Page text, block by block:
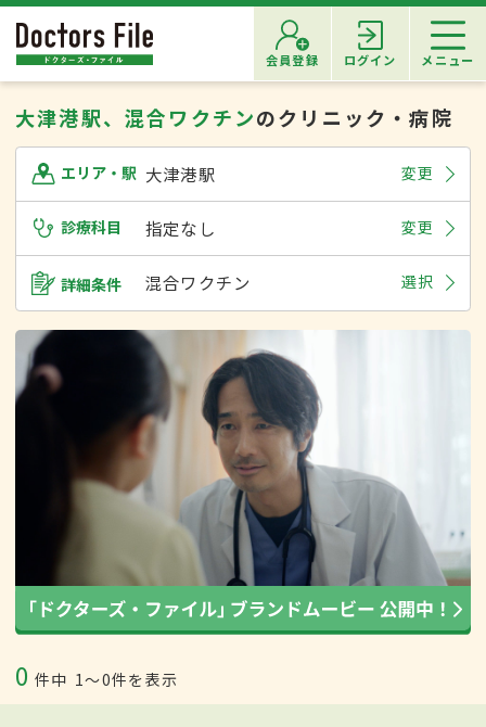
会員登録 ログイン メニュー
大津港駅、混合ワクチンのクリニック・病院
エリア・駅 大津港駅 変更
診療科目 指定なし 変更
詳細条件 混合ワクチン 選択
0 件中 1〜0件を表示